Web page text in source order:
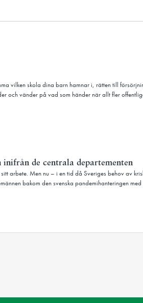
vilken skola dina barn hamnar i, rätten till
och vänder på vad som händer när allt fler
de centrala departementen
arbete. Men nu – i en tid då Sveriges behov av
bakom den svenska pandemihanteringen